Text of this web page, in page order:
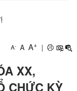
A- A A+ |
XX,
CHỨC KỲ